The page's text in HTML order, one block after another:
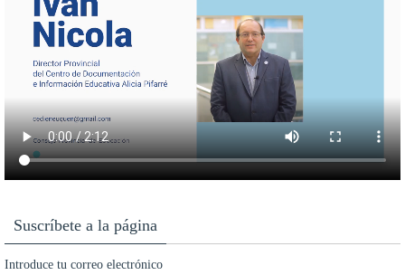
Suscríbete a la página
Introduce tu correo electrónico